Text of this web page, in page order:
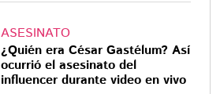
ASESINATO
¿Quién era César Gastélum? Así
ocurrió el asesinato del
influencer durante video en vivo